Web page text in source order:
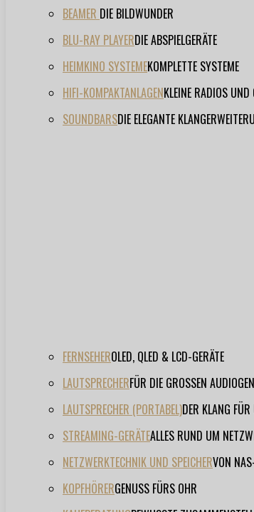
BEAMER DIE BILDWUNDER
BLU-RAY PLAYERDIE ABSPIELGERÄTE
HEIMKINO SYSTEMEKOMPLETTE SYSTEME
HIFI-KOMPAKTANLAGENKLEINE RADIOS UND
SOUNDBARSDIE ELEGANTE
FERNSEHEROLED, QLED & LCD-GERÄTE
LAUTSPRECHERFÜR DIE GROSSEN
LAUTSPRECHER (PORTABEL)DER KLANG
STREAMING-GERÄTEALLES RUND UM
NETZWERKTECHNIK UND SPEICHERVON
KOPFHÖRERGENUSS FÜRS OHR